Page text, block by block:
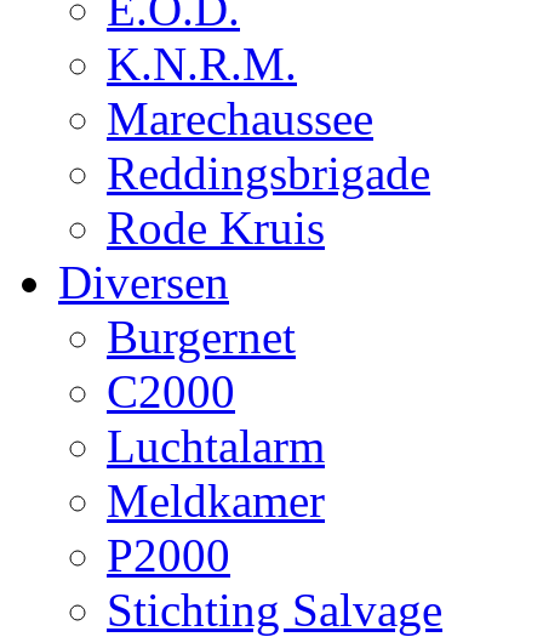
K.N.R.M.
Marechaussee
Reddingsbrigade
Rode Kruis
Diversen
Burgernet
C2000
Luchtalarm
Meldkamer
P2000
Stichting Salvage